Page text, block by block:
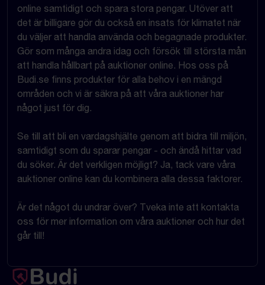
online samtidigt och spara stora pengar. Utöver att
det är billigare gör du också en insats för klimatet när
du väljer att handla använda och begagnade produkter.
Gör som många andra idag och försök till största mån
att handla hållbart på auktioner online. Hos oss på
Budi.se finns produkter för alla behov i en mängd
områden och vi är säkra på att våra auktioner har
något just för dig.
Se till att bli en vardagshjälte genom att bidra till miljön,
samtidigt som du sparar pengar - och ändå hittar vad
du söker. Är det verkligen möjligt? Ja, tack vare våra
auktioner online kan du kombinera alla dessa faktorer.
Är det något du undrar över? Tveka inte att kontakta
oss för mer information om våra auktioner och hur det
går till!